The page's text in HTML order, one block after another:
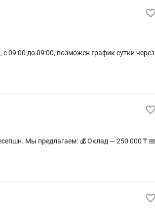
09:00 до 09:00, возможен график сутки через